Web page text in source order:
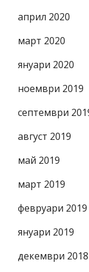
април 2020
март 2020
януари 2020
ноември 2019
септември
август 2019
май 2019
март 2019
февруари 2019
януари 2019
декември 2018